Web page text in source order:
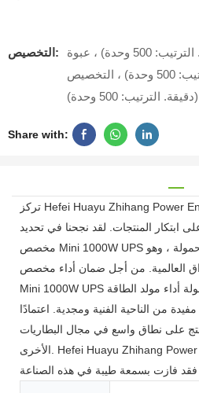
التخصيص:
شعار مخصص (دقيقة. الترتيب: 500 وحدة) ، عبوة
مخصصة (دقيقة. الترتيب: 500 وحدة) ، التخصيص
الترتيب: 500 وحدة)
Share with:
تركز Hefei Huayu Zhihang Power Energy Co. ، Ltd. ، كمؤسسة
ابتكار المنتجات. لقد نجحنا في تحديد
مخصص Mini 1000W UPS لشحن الطاقة الاحتياطية المحمولة ، وهو
العالمية. من أجل ضمان أداء مخصص
Mini 1000W UPS شحن الطاقة الاحتياطية المحمولة أداء مولد الطاقة
من الناحية الفنية ومجدية. اعتمادًا
على نطاق واسع في مجال البطاريات
الأخرى. Hefei Huayu Zhihang Power Energy Co. ، Ltd. بجودة